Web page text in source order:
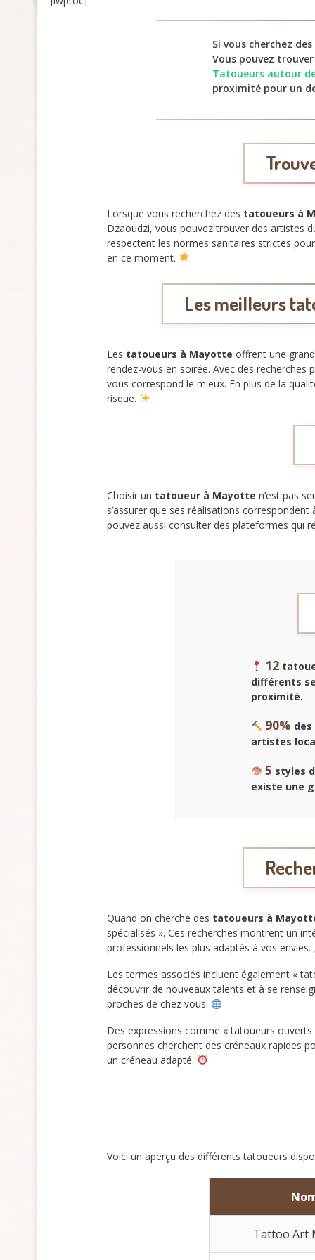
Si vous cherchez des
Vous pouvez
Tatoueurs autour
proximité pour un
Lorsque vous recherchez des tatoueurs à
Dzaoudzi, vous pouvez trouver des artistes
respectent les normes sanitaires strictes
en ce moment.
Les meilleurs
Les tatoueurs à Mayotte offrent une
rendez-vous en soirée. Avec des
vous correspond le mieux. En plus de la
risque.
Choisir un tatoueur à Mayotte n’est pas
s’assurer que ses réalisations
pouvez aussi consulter des plateformes qui
12
différents
proximité.
90%
artistes
5 styles
existe une
Quand on cherche des tatoueurs à
spécialisés ». Ces recherches montrent un
professionnels les plus adaptés à vos envies.
Les termes associés incluent également «
découvrir de nouveaux talents et à se
proches de chez vous.
Des expressions comme « tatoueurs
personnes cherchent des créneaux rapides
un créneau adapté.
Voici un aperçu des différents tatoueurs
Tattoo Art